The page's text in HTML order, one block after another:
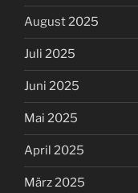
August 2025
Juli 2025
Juni 2025
Mai 2025
April 2025
März 2025